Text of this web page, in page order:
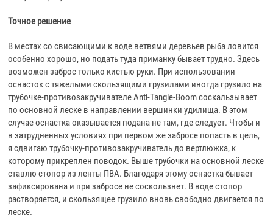
Точное решение
В местах со свисающими к воде ветвями деревьев рыба ловится
особенно хорошо, но подать туда приманку бывает трудно. Здесь
возможен заброс только кистью руки. При использовании
оснасток с тяжелыми скользящими грузилами иногда грузило на
трубочке-противозакручивателе Anti-Tangle-Boom соскальзывает
по основной леске в направлении вершинки удилища. В этом
случае оснастка оказывается подана не там, где следует. Чтобы и
в затрудненных условиях при первом же забросе попасть в цель,
я сдвигаю трубочку-противозакручиватель до вертлюжка, к
которому прикреплен поводок. Выше трубочки на основной леске
ставлю стопор из ленты ПВА. Благодаря этому оснастка бывает
зафиксирована и при забросе не соскользнет. В воде стопор
растворяется, и скользящее грузило вновь свободно двигается по
леске.